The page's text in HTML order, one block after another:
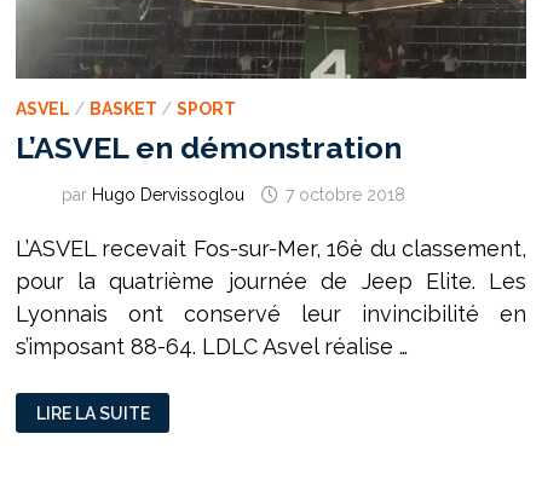
ASVEL / BASKET / SPORT
L’ASVEL en démonstration
par Hugo Dervissoglou 7 octobre 2018
L’ASVEL recevait Fos-sur-Mer, 16è du classement,
pour la quatrième journée de Jeep Elite. Les
Lyonnais ont conservé leur invincibilité en
s’imposant 88-64. LDLC Asvel réalise …
L’ASVEL
EN
DÉMONSTRATION
LIRE LA SUITE